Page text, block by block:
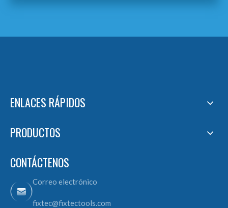
ENLACES RÁPIDOS
PRODUCTOS
CONTÁCTENOS
Correo electrónico
fixtec@fixtectools.com